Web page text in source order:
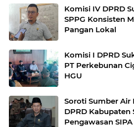
Komisi IV DPRD
SPPG Konsisten
Pangan Lokal
Komisi I DPRD
PT Perkebunan
HGU
Soroti Sumber Air
DPRD
Pengawasan SIPA